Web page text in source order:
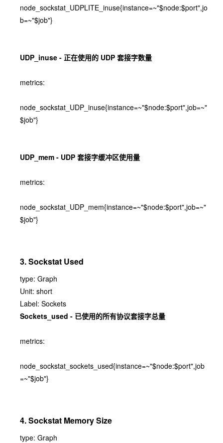
node_sockstat_UDPLITE_inuse{instance=~"$node:$port",jo
b=~"$job"}
UDP_inuse - 正在使用的 UDP 套接字数量
metrics:
node_sockstat_UDP_inuse{instance=~"$node:$port",job=~"
$job"}
UDP_mem - UDP 套接字缓冲区使用量
metrics:
node_sockstat_UDP_mem{instance=~"$node:$port",job=~"
$job"}
3. Sockstat Used
type: Graph
Unit: short
Label: Sockets
Sockets_used - 已使用的所有协议套接字总量
metrics:
node_sockstat_sockets_used{instance=~"$node:$port",job
=~"$job"}
4. Sockstat Memory Size
type: Graph